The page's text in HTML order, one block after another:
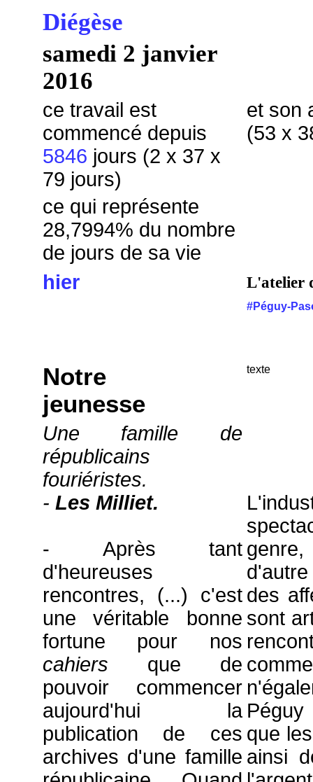
Diégèse
samedi 2 janvier
2016
ce travail est
commencé depuis
5846 jours (2 x 37 x
79 jours)
et son
(53 x
ce qui représente
28,7994% du nombre
de jours de sa vie
hier
L'atelier
#Péguy-
Notre
jeunesse
texte
Une famille de
républicains
fouriéristes.
- Les Milliet.
- Après tant
d'heureuses
rencontres, (...) c'est
une véritable bonne
fortune pour nos
cahiers que de
pouvoir commencer
aujourd'hui la
publication de ces
archives d'une famille
des
sont
que
ainsi